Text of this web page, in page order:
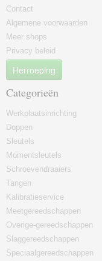
Contact
Algemene voorwaarden
Meer shops
Privacy beleid
Herroeping
Categorieën
Werkplaatsinrichting
Doppen
Sleutels
Momentsleutels
Schroevendraaiers
Tangen
Kalibratieservice
Meetgereedschappen
Overige-gereedschappen
Slaggereedschappen
Speciaalgereedschappen